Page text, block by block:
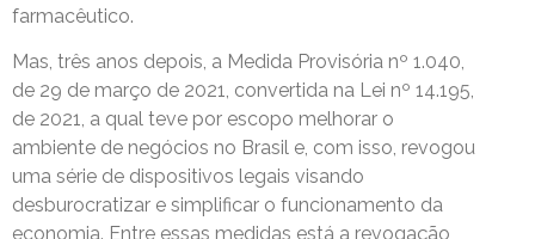
farmacêutico.
Mas, três anos depois, a Medida Provisória nº 1.040,
de 29 de março de 2021, convertida na Lei nº 14.195,
de 2021, a qual teve por escopo melhorar o
ambiente de negócios no Brasil e, com isso, revogou
uma série de dispositivos legais visando
desburocratizar e simplificar o funcionamento da
economia. Entre essas medidas está a revogação